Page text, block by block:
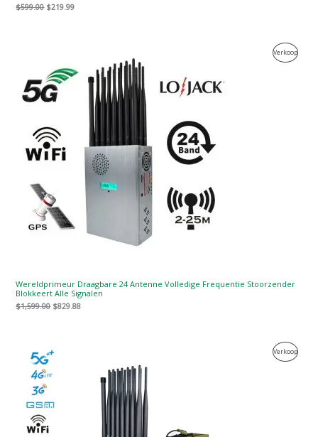
$599.00 $219.99
Verkoop
Wereldprimeur Draagbare 24 Antenne Volledige Frequentie Stoorzender
Blokkeert Alle Signalen
$1,599.00
was:
$1,599.00.
$829.88
$829.88.
Verkoop
Oorspronkelijke
prijs
$1,539.00.$839.99.